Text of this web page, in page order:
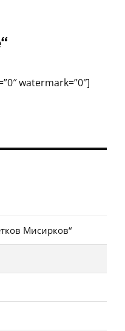
watermark=”0″]
Мисирков“